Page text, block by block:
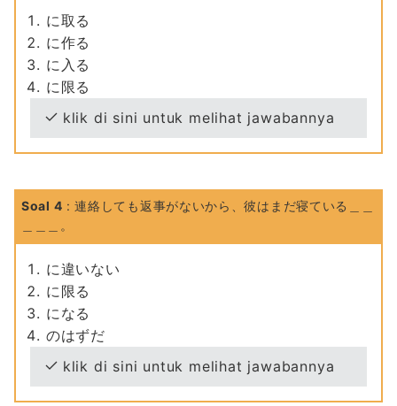
に取る
に作る
に入る
に限る
klik di sini untuk melihat jawabannya
Soal 4 : 連絡しても返事がないから、彼はまだ寝ている＿＿
＿＿＿。
に違いない
に限る
になる
のはずだ
klik di sini untuk melihat jawabannya